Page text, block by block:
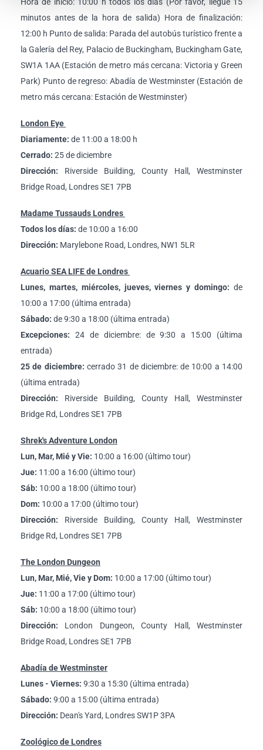
minutos antes de la hora de salida) Hora de finalización:
12:00 h Punto de salida: Parada del autobús turístico frente a
la Galería del Rey, Palacio de Buckingham, Buckingham Gate,
SW1A 1AA (Estación de metro más cercana: Victoria y Green
Park) Punto de regreso: Abadía de Westminster (Estación de
metro más cercana: Estación de Westminster)
London Eye
Diariamente: de 11:00 a 18:00 h
Cerrado: 25 de diciembre
Dirección: Riverside Building, County Hall, Westminster
Bridge Road, Londres SE1 7PB
Madame Tussauds Londres
Todos los días: de 10:00 a 16:00
Dirección: Marylebone Road, Londres, NW1 5LR
Acuario SEA LIFE de Londres
Lunes, martes, miércoles, jueves, viernes y domingo: de
10:00 a 17:00 (última entrada)
Sábado: de 9:30 a 18:00 (última entrada)
Excepciones: 24 de diciembre: de 9:30 a 15:00 (última
entrada)
25 de diciembre: cerrado 31 de diciembre: de 10:00 a 14:00
(última entrada)
Dirección: Riverside Building, County Hall, Westminster
Bridge Rd, Londres SE1 7PB
Shrek's Adventure London
Lun, Mar, Mié y Vie: 10:00 a 16:00 (último tour)
Jue: 11:00 a 16:00 (último tour)
Sáb: 10:00 a 18:00 (último tour)
Dom: 10:00 a 17:00 (último tour)
Dirección: Riverside Building, County Hall, Westminster
Bridge Rd, Londres SE1 7PB
The London Dungeon
Lun, Mar, Mié, Vie y Dom: 10:00 a 17:00 (último tour)
Jue: 11:00 a 17:00 (último tour)
Sáb: 10:00 a 18:00 (último tour)
Dirección: London Dungeon, County Hall, Westminster
Bridge Road, Londres SE1 7PB
Abadía de Westminster
Lunes - Viernes: 9:30 a 15:30 (última entrada)
Sábado: 9:00 a 15:00 (última entrada)
Dirección: Dean's Yard, Londres SW1P 3PA
Zoológico de Londres